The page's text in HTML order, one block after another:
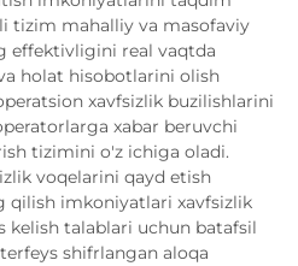
tizim mahalliy va masofaviy
effektivligini real vaqtda
holat hisobotlarini olish
xavfsizlik buzilishlarini
xabar beruvchi
tizimini o'z ichiga oladi.
voqelarini qayd etish
qilish imkoniyatlari xavfsizlik
kelish talablari uchun batafsil
shifrlangan aloqa